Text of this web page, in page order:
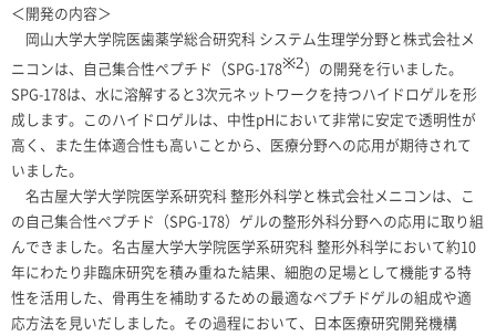
＜開発の内容＞
岡山大学大学院医歯薬学総合研究科 システム生理学分野と株式会社メ
ニコンは、自己集合性ペプチド（SPG-178※2）の開発を行いました。
SPG-178は、水に溶解すると3次元ネットワークを持つハイドロゲルを形
成します。このハイドロゲルは、中性pHにおいて非常に安定で透明性が
高く、また生体適合性も高いことから、医療分野への応用が期待されて
いました。
名古屋大学大学院医学系研究科 整形外科学と株式会社メニコンは、こ
の自己集合性ペプチド（SPG-178）ゲルの整形外科分野への応用に取り組
んできました。名古屋大学大学院医学系研究科 整形外科学において約10
年にわたり非臨床研究を積み重ねた結果、細胞の足場として機能する特
性を活用した、骨再生を補助するための最適なペプチドゲルの組成や適
応方法を見いだしました。その過程において、日本医療研究開発機構